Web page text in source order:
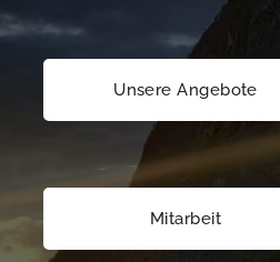
Unsere Angebote
Mitarbeit